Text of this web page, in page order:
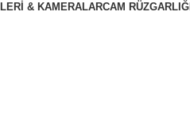
& KAMERALARCAM RÜZGARLIĞI